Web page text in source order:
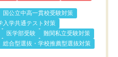
国公立中高一貫校受験対策
入学共通テスト対策
医学部受験
難関私立受験対策
総合型選抜・学校推薦型選抜対策